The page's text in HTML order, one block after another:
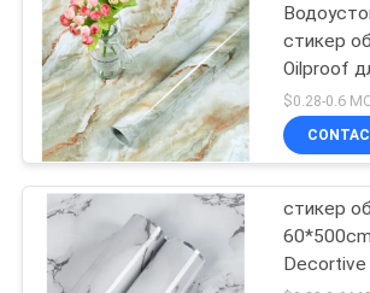
СПРОСИТЕ
ЦИТАТУ
КАРТА
САЙТА
PRIVACY
напечатанные
бумажные
стикер
Oilproof
$0.28-0.6
стикер
Decortive